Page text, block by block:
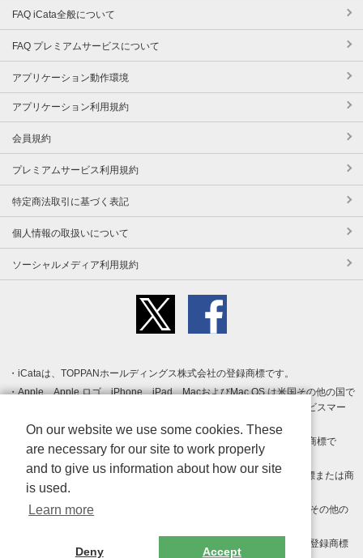
FAQ iCata全般について
FAQ プレミアムサービスについて
アプリケーション動作環境
アプリケーション利用規約
会員規約
プレミアムサービス利用規約
特定商法取引に基づく表記
個人情報の取扱いについて
ソーシャルメディア利用規約
iCataは、TOPPANホールディングス株式会社の登録商標です。
Apple、Apple ロゴ、iPhone、iPad、MacおよびMac OS は米国その他の国で
登録された Apple Inc. の商標です。App Store は Apple Inc. のサービスマー
クです。
Android、Google Play および Google Play ロゴ は Google LLC の商標で
す。
Windows は Microsoft Inc.の米国およびその他の国における登録商標または商
標です。
Adobe、Adobe Reader、Adobe PDF は、Adobe Inc.の米国およびその他の
その他、記載されている会社名、商品名、ロゴは各社の商標または登録商標
On our website we use some cookies. These
are necessary for our site to work properly
and to give us information about how our site
is used.
Learn more
Deny Accept